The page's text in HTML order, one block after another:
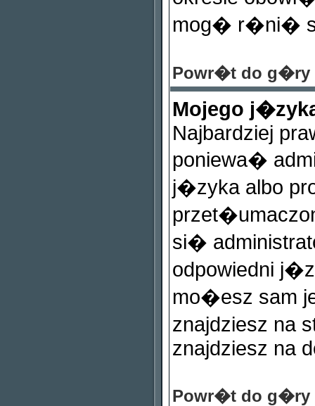
mog� r�ni�
Powr�t do g�ry
Mojego
Najbardziej
poniewa�
j�zyka albo
si�
odpowiedni
mo�esz sam
znajdziesz na
znajdziesz na
Powr�t do g�ry